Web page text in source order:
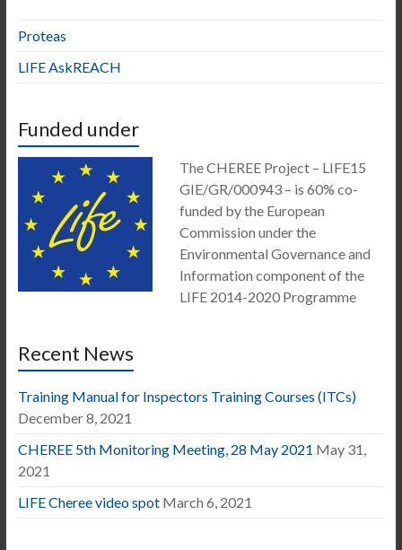
Proteas
LIFE AskREACH
Funded under
The CHEREE Project – LIFE15
GIE/GR/000943 – is 60% co-
funded by the European
Commission under the
Environmental Governance and
Information component of the
LIFE 2014-2020 Programme
Recent News
Training Manual for Inspectors Training Courses (ITCs)
December 8, 2021
CHEREE 5th Monitoring Meeting, 28 May 2021 May 31,
2021
LIFE Cheree video spot March 6, 2021